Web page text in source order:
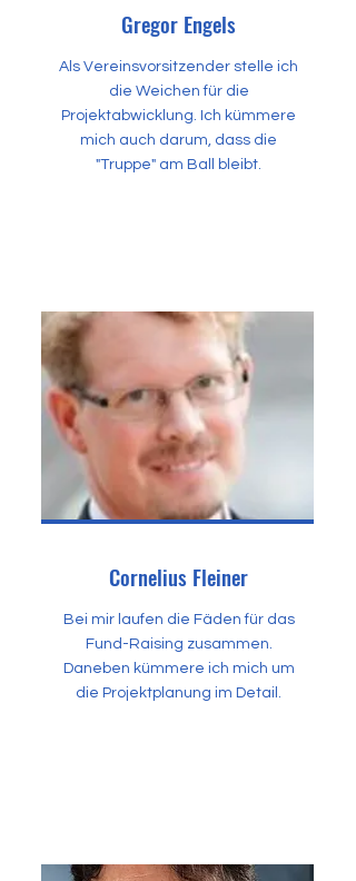
Gregor Engels
Als Vereinsvorsitzender stelle ich
die Weichen für die
Projektabwicklung. Ich kümmere
mich auch darum, dass die
"Truppe" am Ball bleibt.
Cornelius Fleiner
Bei mir laufen die Fäden für das
Fund-Raising zusammen.
Daneben kümmere ich mich um
die Projektplanung im Detail.